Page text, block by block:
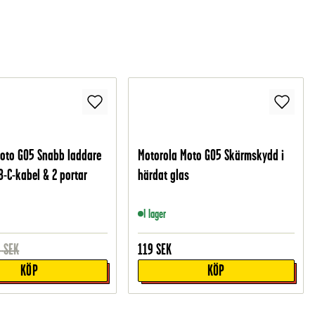
G05 Snabb laddare
C-kabel & 2 portar
SEK
KÖP
Motorola Moto G05 Skärmskydd i
härdat glas
I lager
119 SEK
KÖP